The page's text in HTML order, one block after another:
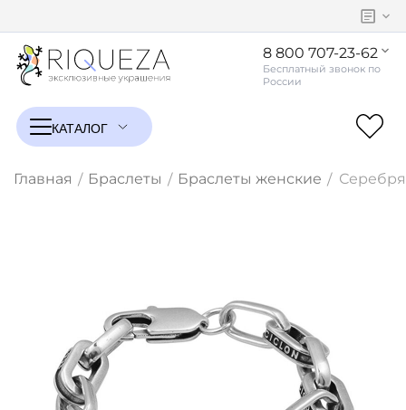
8 800 707-23-62
Главная / Браслеты / Браслеты женские /